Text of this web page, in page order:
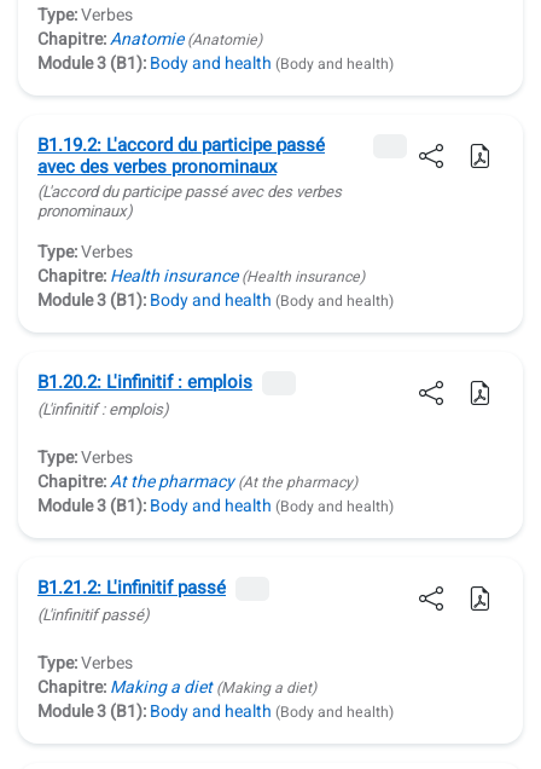
Type:Verbes
Chapitre:Anatomie (Anatomie)
Module 3 (B1):Body and health (Body and health)
B1.19.2: L'accord du participe passé
avec des verbes pronominaux
(L'accord du participe passé avec des verbes
pronominaux)
Type:Verbes
Chapitre:Health insurance (Health insurance)
Module 3 (B1):Body and health (Body and health)
B1.20.2: L'infinitif : emplois
(L'infinitif : emplois)
Type:Verbes
Chapitre:At the pharmacy (At the pharmacy)
Module 3 (B1):Body and health (Body and health)
B1.21.2: L'infinitif passé
(L'infinitif passé)
Type:Verbes
Chapitre:Making a diet (Making a diet)
Module 3 (B1):Body and health (Body and health)